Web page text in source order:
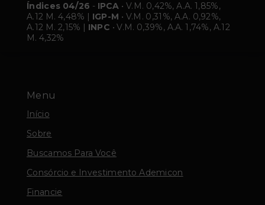
Menu
Início
Sobre
Buscamos Para Você
Consórcio e Investimento Ademicon
Financie
Índices 04/26 - IPCA • V.M. 0,42%, A.A. 1,85%,
A.12 M. 4,48% | IGP-M • V.M. 0,31%, A.A. 0,92%,
A.12 M. 2,15% | INPC • V.M. 0,39%, A.A. 1,74%, A.12
M. 4,32%